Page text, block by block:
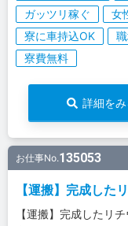
ガッツリ稼ぐ
女
寮に車持込OK
寮費無料
詳細をみ
お仕事No.135053
【運搬】完成した
【運搬】完成したリ